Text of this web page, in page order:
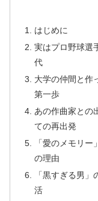
はじめに
実はプロ野球選
代
大学の仲間と作
第一歩
あの作曲家との
ての再出発
「愛のメモリ
の理由
「黒すぎる男
活